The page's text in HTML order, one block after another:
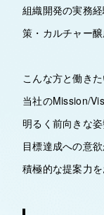
組織開発の実務
策・カルチャー醸
こんな方と働き
当社のMission/
明るく前向きな
目標達成への意
積極的な提案力